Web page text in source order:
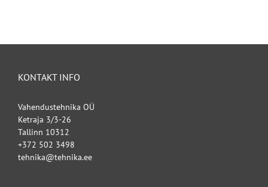
KONTAKT INFO
Vahendustehnika OÜ
Ketraja 3/3-26
Tallinn 10312
+372 502 3498
tehnika@tehnika.ee